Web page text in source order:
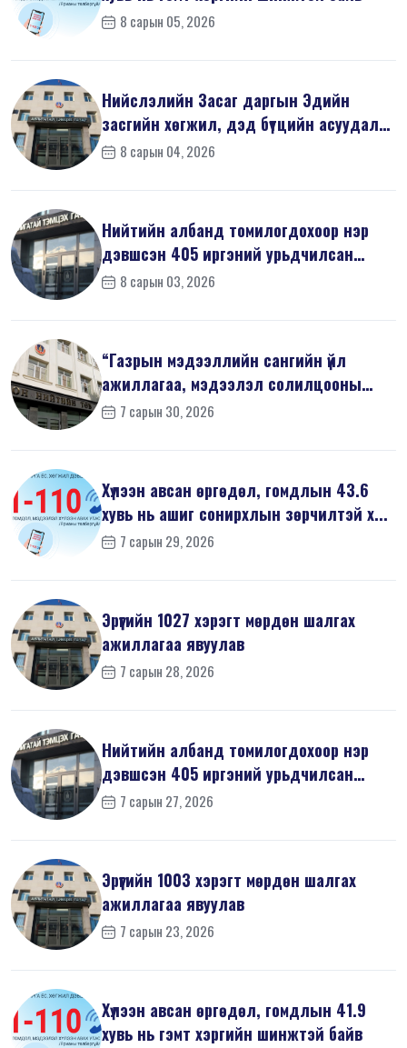
8 сарын 05, 2026
Нийслэлийн Засаг даргын Эдийн
засгийн хөгжил, дэд бүтцийн асуудал
хари...
8 сарын 04, 2026
Нийтийн албанд томилогдохоор нэр
дэвшсэн 405 иргэний урьдчилсан
мэдүүл...
8 сарын 03, 2026
“Газрын мэдээллийн сангийн үйл
ажиллагаа, мэдээлэл солилцооны
журам”-...
7 сарын 30, 2026
Хүлээн авсан өргөдөл, гомдлын 43.6
хувь нь ашиг сонирхлын зөрчилтэй х...
7 сарын 29, 2026
Эрүүгийн 1027 хэрэгт мөрдөн шалгах
ажиллагаа явуулав
7 сарын 28, 2026
Нийтийн албанд томилогдохоор нэр
дэвшсэн 405 иргэний урьдчилсан
мэдүүл...
7 сарын 27, 2026
Эрүүгийн 1003 хэрэгт мөрдөн шалгах
ажиллагаа явуулав
7 сарын 23, 2026
Хүлээн авсан өргөдөл, гомдлын 41.9
хувь нь гэмт хэргийн шинжтэй байв